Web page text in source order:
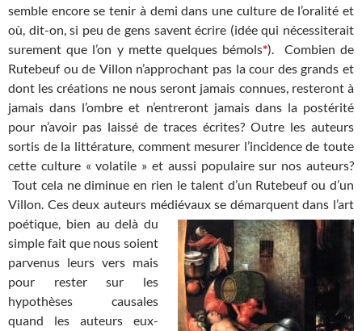
semble encore se tenir à demi dans une culture de l’oralité et
où, dit-on, si peu de gens savent écrire (idée qui nécessiterait
surement que l’on y mette quelques bémols*). Combien de
Rutebeuf ou de Villon n’approchant pas la cour des grands et
dont les créations ne nous seront jamais connues, resteront à
jamais dans l’ombre et n’entreront jamais dans la postérité
pour n’avoir pas laissé de traces écrites? Outre les auteurs
sortis de la littérature, comment mesurer l’incidence de toute
cette culture « volatile » et aussi populairesur nos auteurs?
Tout cela ne diminue en rien le talent d’un Rutebeuf ou d’un
Villon. Ces deux auteurs médiévaux se démarquent dans l’art
poétique, bien au delà du
simple fait que nous soient
parvenus leurs vers mais
pour rester sur les
hypothèses causales
quand les auteurs eux-